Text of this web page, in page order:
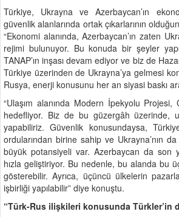
Türkiye, Ukrayna ve Azerbaycan’ın
güvenlik alanlarında ortak çıkarlarının
“Ekonomi alanında, Azerbaycan’ın zaten
rejimi bulunuyor. Bu konuda bir şeyler
TANAP’ın inşası devam ediyor ve biz de
Türkiye üzerinden de Ukrayna’ya gelmesi
Rusya, enerji konusunu her an siyasi baskı
“Ulaşım alanında Modern İpekyolu Projesi,
hedefliyor. Biz de bu güzergâh üzerinde,
yapabiliriz. Güvenlik konusundaysa,
ordularından birine sahip ve Ukrayna’nın
büyük potansiyeli var. Azerbaycan da son
hızla geliştiriyor. Bu nedenle, bu alanda bu
gösterebilir. Ayrıca, üçüncü ülkelerin
işbirliği yapılabilir” diye konuştu.
“Türk-Rus ilişkileri konusunda Türkler’in